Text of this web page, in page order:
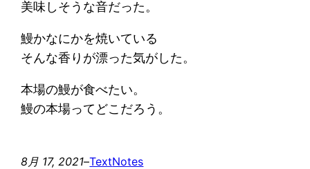
美味しそうな音だった。
鰻かなにかを焼いている
そんな香りが漂った気がした。
本場の鰻が食べたい。
鰻の本場ってどこだろう。
8月 17, 2021–TextNotes